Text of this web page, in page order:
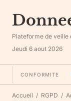
Plateforme de
Jeudi 6 aout 2026
CONFORMITE
Accueil / RGPD /